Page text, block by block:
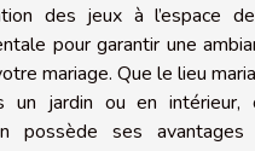
des jeux à l’espace
pour garantir une
mariage. Que le lieu
un jardin ou en intérieur,
possède ses